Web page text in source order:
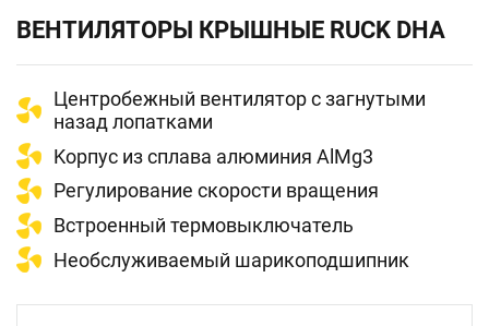
ВЕНТИЛЯТОРЫ КРЫШНЫЕ RUCK DHA
Центробежный вентилятор с загнутыми
назад лопатками
Kорпус из сплава алюминия AlMg3
Регулирование скорости вращения
Bстроенный термовыключатель
Hеобслуживаемый шарикоподшипник